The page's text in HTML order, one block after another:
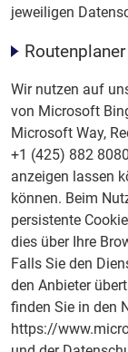
jeweiligen
Wir nutzen auf
von Microsoft
Microsoft Way,
+1 (425) 882
anzeigen lassen
können. Beim
persistente
dies über Ihre
Falls Sie den
den Anbieter
finden Sie in den
https://